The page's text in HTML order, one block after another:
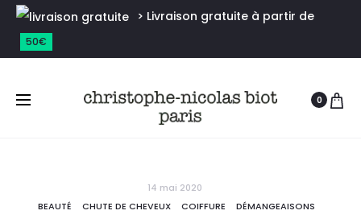
> Livraison gratuite à partir de
50€
0
14 mai 2020
BEAUTÉ
CHUTE DE CHEVEUX COIFFURE DÉMANGEAISONS